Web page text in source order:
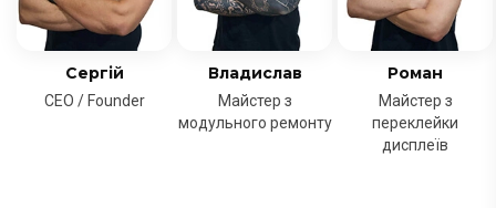
Сергій
CEO / Founder
Владислав
Майстер з
модульного ремонту
Роман
Майстер з
переклейки
дисплеїв